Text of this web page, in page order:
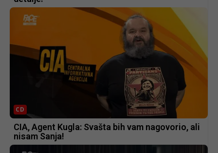
CD
CIA, Agent Kugla: Svašta bih vam nagovorio, ali
nisam Sanja!